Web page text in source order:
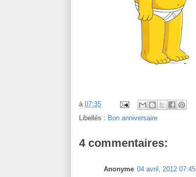
à 07:35
Libellés : Bon anniversaire
4 commentaires:
Anonyme 04 avril, 2012 07:45